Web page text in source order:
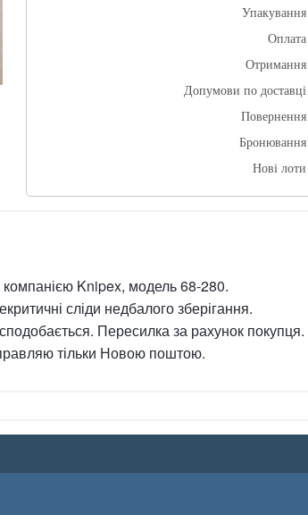
Упакування
Оплата
Отримання
Допумови по доставці
Повернення
Бронювання
Нові лоти
компанією Knipex, модель 68-280.
сліди недбалого зберігання.
Пересилка за рахунок покупця.
тільки Новою поштою.